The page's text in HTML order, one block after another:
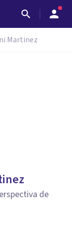
Martinez
de